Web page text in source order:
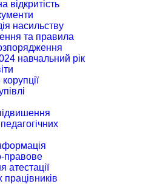
відкритість
насильству
та правила
навчальний рік
педагогічних
правове
атестації
працівників